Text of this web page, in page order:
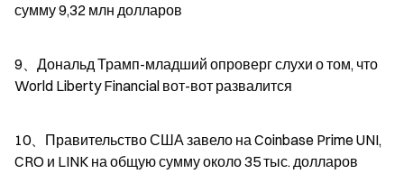
сумму 9,32 млн долларов
9、Дональд Трамп-младший опроверг слухи о том, что
World Liberty Financial вот-вот развалится
10、Правительство США завело на Coinbase Prime UNI,
CRO и LINK на общую сумму около 35 тыс. долларов